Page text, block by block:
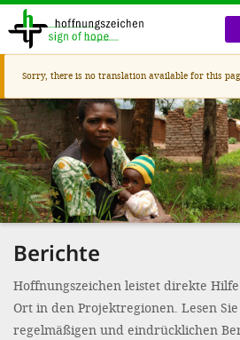
Skip
content
Warning
message
Sorry, there is no translation available for this
Berichte
Hoffnungszeichen leistet direkte
Ort in den Projektregionen. Lesen
regelmäßigen und eindrücklichen